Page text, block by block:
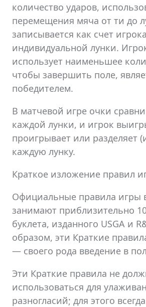
количество ударов,
перемещения мяча от ти до
записывается как счет
индивидуальной лунки.
использует наименьшее
чтобы завершить поле,
победителем.
В матчевой игре очки
каждой лунки, и игрок
проигрывает или разделяет
каждую лунку.
Краткое изложение правил
Официальные правила игры
занимают приблизительно
буклета, изданного USGA и
образом, эти Краткие
— своего рода введение в
Эти Краткие правила не
использоваться для
разногласий; для этого